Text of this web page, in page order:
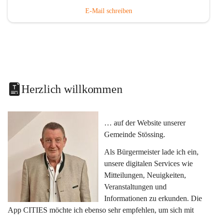
E-Mail schreiben
Herzlich willkommen
… auf der Website unserer
Gemeinde Stössing.
Als Bürgermeister lade ich ein,
unsere digitalen Services wie
Mitteilungen, Neuigkeiten,
Veranstaltungen und
Informationen zu erkunden. Die
App CITIES möchte ich ebenso sehr empfehlen, um sich mit